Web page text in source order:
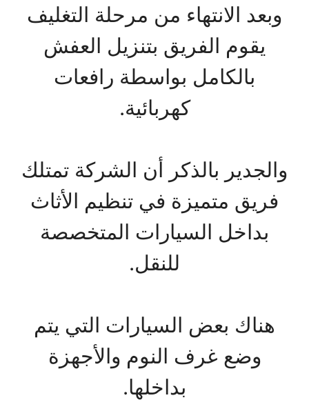
وبعد الانتهاء من مرحلة التغليف
يقوم الفريق بتنزيل العفش
بالكامل بواسطة رافعات
كهربائية.
والجدير بالذكر أن الشركة تمتلك
فريق متميزة في تنظيم الأثاث
بداخل السيارات المتخصصة
للنقل.
هناك بعض السيارات التي يتم
وضع غرف النوم والأجهزة
بداخلها.